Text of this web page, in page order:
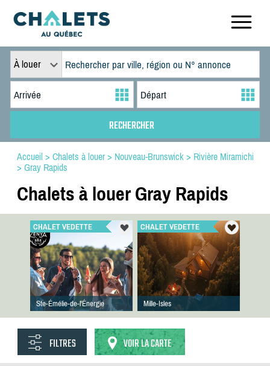
À louer
Accueil > Chalets à louer> Nouveau-Brunswick> Rivière Miramichi
> Gray Rapids
Chalets à louer Gray Rapids
CHALET VEDETTE
Ste-Émélie-de-l'Énergie
CHALET VEDETTE
Mille-Isles
FILTRES VOIR LA CARTE